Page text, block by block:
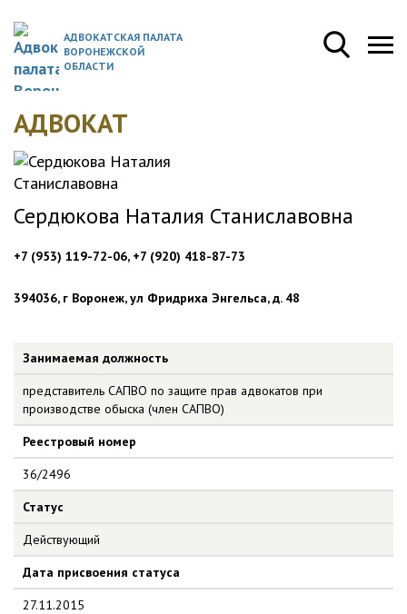
АДВОКАТСКАЯ ПАЛАТА
ВОРОНЕЖСКОЙ
ОБЛАСТИ
АДВОКАТ
Сердюкова Наталия Станиславовна
+7 (953) 119-72-06, +7 (920) 418-87-73
394036, г Воронеж, ул Фридриха Энгельса, д. 48
Занимаемая должность
представитель САПВО по защите прав адвокатов при
производстве обыска (член САПВО)
Реестровый номер
36/2496
Статус
Действующий
Дата присвоения статуса
27.11.2015